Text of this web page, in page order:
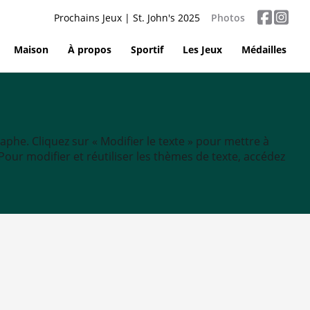
Prochains Jeux | St. John's 2025 Photos
Maison À propos Sportif Les Jeux Médailles
Cliquez sur « Modifier le texte » pour mettre à
modifier et réutiliser les thèmes de texte, accédez